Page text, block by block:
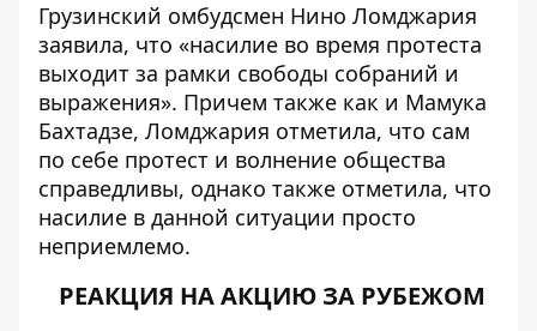
Грузинский омбудсмен Нино Ломджария
заявила, что «насилие во время протеста
выходит за рамки свободы собраний и
выражения». Причем также как и Мамука
Бахтадзе, Ломджария отметила, что сам
по себе протест и волнение общества
справедливы, однако также отметила, что
насилие в данной ситуации просто
неприемлемо.
РЕАКЦИЯ НА АКЦИЮ ЗА РУБЕЖОМ